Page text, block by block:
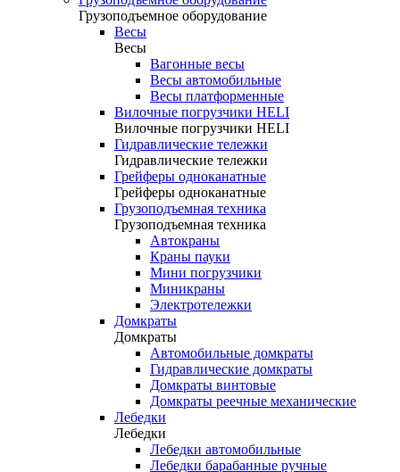
Грузоподъемное оборудование
Весы
Весы
Вагонные весы
Весы автомобильные
Весы платформенные
Вилочные погрузчики HELI
Вилочные погрузчики HELI
Гидравлические тележки
Гидравлические тележки
Грейферы одноканатные
Грейферы одноканатные
Грузоподъемная техника
Грузоподъемная техника
Автокраны
Краны пауки
Мини погрузчики
Миникраны
Электротележки
Домкраты
Домкраты
Автомобильные домкраты
Гидравлические домкраты
Домкраты винтовые
Домкраты реечные механические
Лебедки
Лебедки
Лебедки автомобильные
Лебедки барабанные ручные